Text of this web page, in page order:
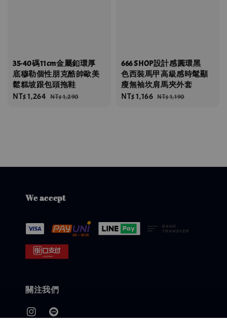
35-40碼11cm金屬釦環厚
底穆勒個性朋克酷帥歐美
鬆糕坡跟包頭拖鞋
Sale
NT$ 1,264 Regular
NT$ 1,290
666 SHOP設計感圓環黑
色西裝馬甲高級感時髦顯
瘦無袖坎肩馬夾外套
Sale
NT$ 1,166 Regular
NT$ 1,190
We accept
關注我們